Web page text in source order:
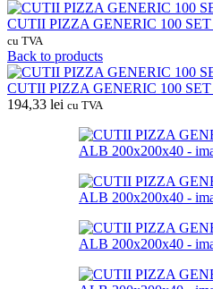
CUTII PIZZA GENERIC 100
cu TVA
Back to products
CUTII PIZZA GENERIC 100
194,33 lei cu TVA